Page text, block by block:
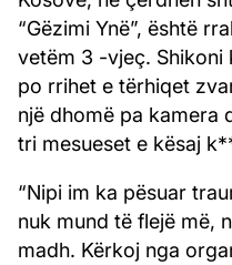
“Gëzimi Ynë”, është
vetëm 3 -vjeç. Shikoni
po rrihet e tërhiqet
një dhomë pa kamera
tri mesueset e kësaj
“Nipi im ka pësuar
nuk mund të flejë më,
madh. Kërkoj nga